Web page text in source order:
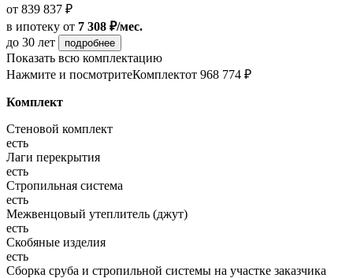
от 839 837 ₽
в ипотеку от 7 308 ₽/мес.
до 30 лет
подробнее
Показать всю комплектацию
Нажмите и посмотритеКомплектот 968 774 ₽
Комплект
Стеновой комплект
есть
Лаги перекрытия
есть
Стропильная система
есть
Межвенцовый утеплитель (джут)
есть
Скобяные изделия
есть
Сборка сруба и стропильной системы на участке заказчика